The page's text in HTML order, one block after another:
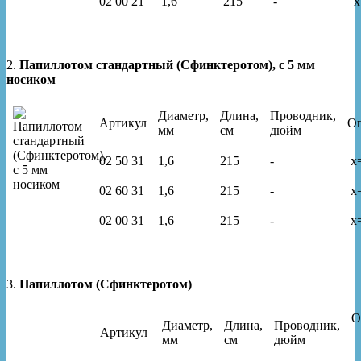
2. Папиллотом стандартный (Сфинктеротом), с 5 мм
носиком
Артикул
Диаметр,
мм
Длина,
см
Проводник,
дюйм
02 50 31 1,6 215 -
02 60 31 1,6 215 -
02 00 31 1,6 215 -
3. Папиллотом (Сфинктеротом)
Артикул
Диаметр,
мм
Длина,
см
Проводник,
дюйм